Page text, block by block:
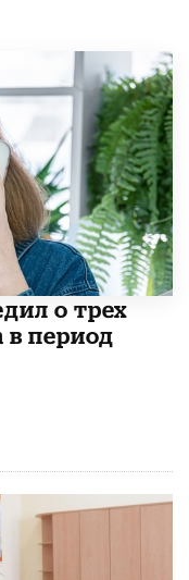
о трех
период